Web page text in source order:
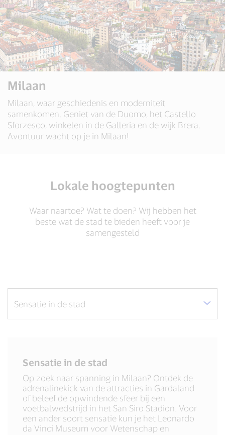
Milaan
Milaan, waar geschiedenis en moderniteit
samenkomen. Geniet van de Duomo, het Castello
Sforzesco, winkelen in de Galleria en de wijk Brera.
Avontuur wacht op je in Milaan!
Lokale hoogtepunten
Waar naartoe? Wat te doen? Wij hebben het
beste wat de stad te bieden heeft voor je
samengesteld
Sensatie in de stad
Op zoek naar spanning in Milaan? Ontdek de
adrenalinekick van de attracties in Gardaland
of beleef de opwindende sfeer bij een
voetbalwedstrijd in het San Siro Stadion. Voor
een ander soort sensatie kun je het Leonardo
da Vinci Museum voor Wetenschap en